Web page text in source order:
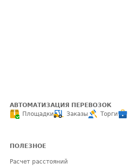
АВТОМАТИЗАЦИЯ ПЕРЕВОЗОК
Площадки
Заказы Торги
ПОЛЕЗНОЕ
Расчет расстояний